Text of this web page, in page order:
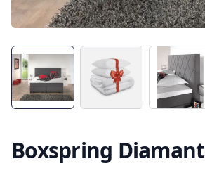
Boxspring Diamant